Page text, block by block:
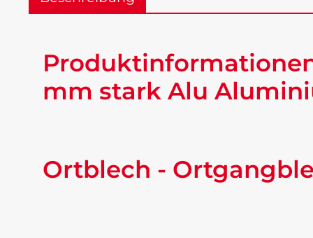
mm stark Alu
Ortblech -